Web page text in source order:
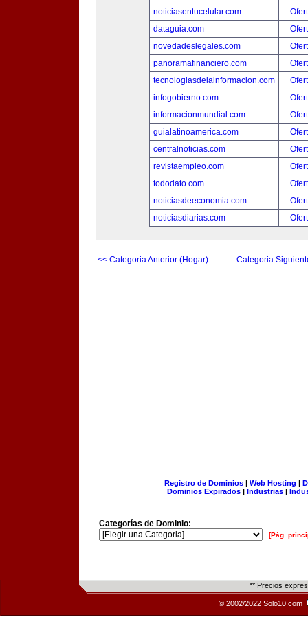
noticiasentucelular.com
dataguia.com
novedadeslegales.com
panoramafinanciero.com
tecnologiasdelainformacion.com
infogobierno.com
informacionmundial.com
guialatinoamerica.com
centralnoticias.com
revistaempleo.com
tododato.com
noticiasdeeconomia.com
noticiasdiarias.com
<< Categoria Anterior (Hogar) Categoria
Registro de Dominios| Web Hosting |
Dominios Expirados | Industrias |
Categorías de Dominio:
[Pág.
** Precios
© 2002/2022 Solo10.com